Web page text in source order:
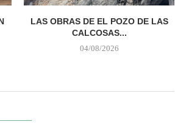
LAS OBRAS DE EL POZO DE LAS
CALCOSAS...
04/08/2026